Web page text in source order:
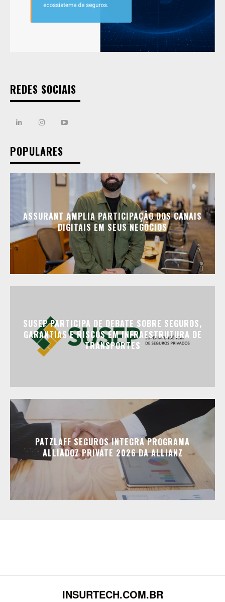
REDES SOCIAIS
POPULARES
ASSURANT AMPLIA PARTICIPAÇÃO DOS CANAIS
DIGITAIS EM SEUS NEGÓCIOS
SUSEP PARTICIPA DE DEBATE SOBRE SEGUROS,
GARANTIAS E RISCOS EM INFRAESTRUTURA DE
TRANSPORTES
PATZLAFF SEGUROS INTEGRA PROGRAMA
ALLIADOZ PRIVATE 2026 DA ALLIANZ
INSURTECH.COM.BR